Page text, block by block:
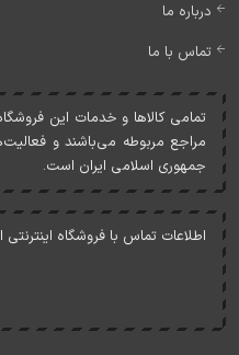
درباره ما
تماس با ما
تمامی کالاها و خدمات اين
مراجع مربوطه می‌باشند و
جمهوری اسلامی ايران است.
اطلاعات تماس با فروشگاه اینترنتی